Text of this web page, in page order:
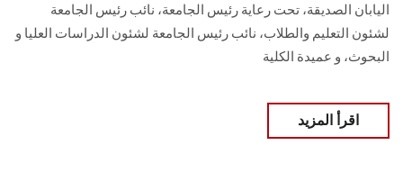
اليابان الصديقة، تحت رعاية رئيس الجامعة، نائب رئيس الجامعة
لشئون التعليم والطلاب، نائب رئيس الجامعة لشئون الدراسات العليا و
البحوث، و عميدة الكلية
اقرأ المزيد